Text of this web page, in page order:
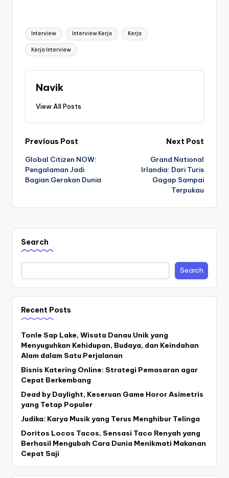
Tags:
Interview Interview Kerja Kerja
Kerja Interview
Navik
View All Posts
Post
navigation
Previous Post
Global Citizen NOW:
Pengalaman Jadi
Bagian Gerakan Dunia
Next Post
Grand National
Irlandia: Dari Turis
Gagap Sampai
Terpukau
Search
Search
Recent Posts
Tonle Sap Lake, Wisata Danau Unik yang
Menyuguhkan Kehidupan, Budaya, dan Keindahan
Alam dalam Satu Perjalanan
Bisnis Katering Online: Strategi Pemasaran agar
Cepat Berkembang
Dead by Daylight, Keseruan Game Horor Asimetris
yang Tetap Populer
Judika: Karya Musik yang Terus Menghibur Telinga
Doritos Locos Tacos, Sensasi Taco Renyah yang
Berhasil Mengubah Cara Dunia Menikmati Makanan
Cepat Saji